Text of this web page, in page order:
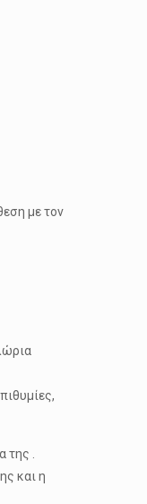
με τον
.
και η